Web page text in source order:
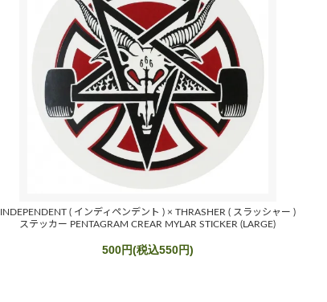
INDEPENDENT ( インディペンデント ) × THRASHER ( スラッシャー )
ステッカー PENTAGRAM CREAR MYLAR STICKER (LARGE)
500円(税込550円)